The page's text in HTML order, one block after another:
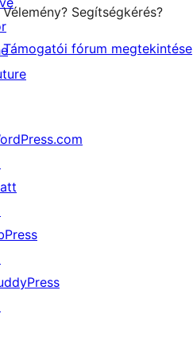
Vélemény? Segítségkérés?
Támogatói fórum megtekintése